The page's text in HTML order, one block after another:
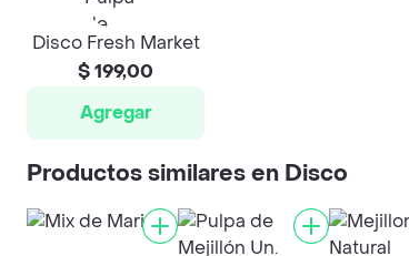
Disco Fresh Market
$ 199,00
Agregar
Productos similares en Disco